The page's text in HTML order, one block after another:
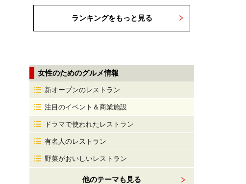
ランキングをもっと見る
女性のためのグルメ情報
新オープンのレストラン
注目のイベント＆商業施設
ドラマで使われたレストラン
有名人のレストラン
野菜がおいしいレストラン
他のテーマも見る